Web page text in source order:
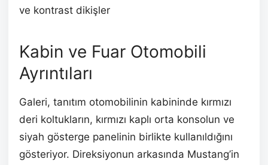
ve kontrast dikişler
Kabin ve Fuar Otomobili
Ayrıntıları
Galeri, tanıtım otomobilinin kabininde kırmızı
deri koltukların, kırmızı kaplı orta konsolun ve
siyah gösterge panelinin birlikte kullanıldığını
gösteriyor. Direksiyonun arkasında Mustang’in